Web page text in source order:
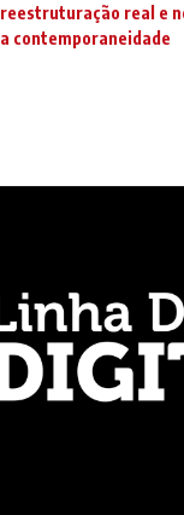
reestruturação real e
a contemporaneidade